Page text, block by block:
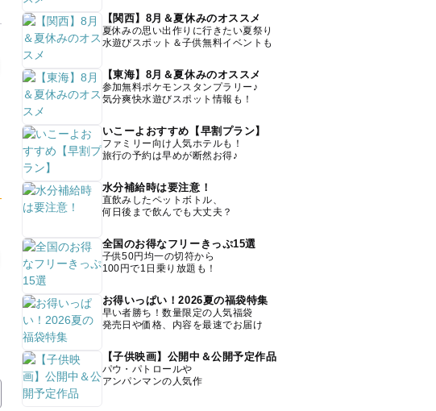
【関西】8月＆夏休みのオススメ
夏休みの思い出作りに行きたい夏祭り
水遊びスポット＆子供無料イベントも
【東海】8月＆夏休みのオススメ
参加無料ポケモンスタンプラリー♪
気分爽快水遊びスポット情報も！
いこーよおすすめ【早割プラン】
ファミリー向け人気ホテルも！
旅行の予約は早めが断然お得♪
水分補給時は要注意！
直飲みしたペットボトル、
何日後まで飲んでも大丈夫？
全国のお得なフリーきっぷ15選
子供50円均一の切符から
100円で1日乗り放題も！
お得いっぱい！2026夏の福袋特集
早い者勝ち！数量限定の人気福袋
発売日や価格、内容を最速でお届け
【子供映画】公開中＆公開予定作品
パウ・パトロールや
アンパンマンの人気作